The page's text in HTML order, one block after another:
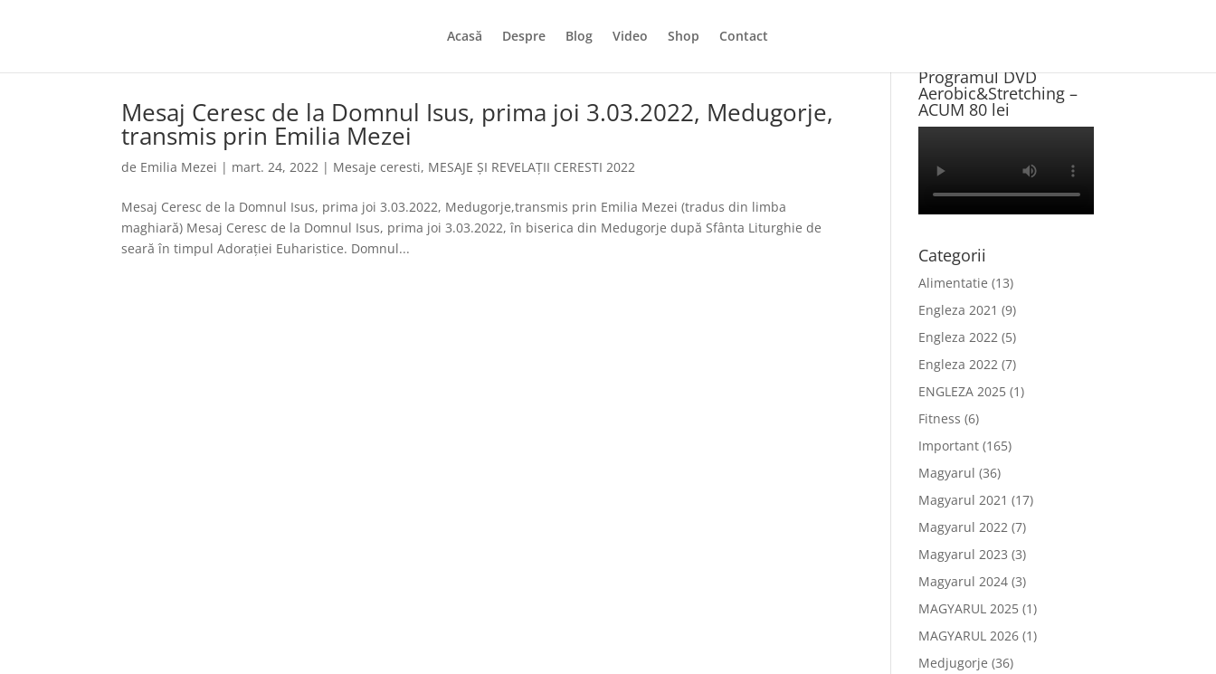
Acasă Despre Blog Video Shop Contact
Mesaj Ceresc de la Domnul Isus, prima joi 3.03.2022, Medugorje,
transmis prin Emilia Mezei
de Emilia Mezei | mart. 24, 2022 | Mesaje ceresti, MESAJE ȘI REVELAȚII CERESTI 2022
Mesaj Ceresc de la Domnul Isus, prima joi 3.03.2022, Medugorje,transmis prin Emilia Mezei (tradus din limba
maghiară) Mesaj Ceresc de la Domnul Isus, prima joi 3.03.2022, în biserica din Medugorje după Sfânta Liturghie de
seară în timpul Adorației Euharistice. Domnul...
Programul DVD
Aerobic&Stretching –
ACUM 80 lei
Categorii
Alimentatie (13)
Engleza 2021 (9)
Engleza 2022 (5)
Engleza 2022 (7)
ENGLEZA 2025 (1)
Fitness (6)
Important (165)
Magyarul (36)
Magyarul 2021 (17)
Magyarul 2022 (7)
Magyarul 2023 (3)
Magyarul 2024 (3)
MAGYARUL 2025 (1)
MAGYARUL 2026 (1)
Medjugorje (36)